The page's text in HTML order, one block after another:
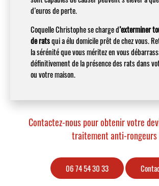
d’euros de perte.
Coquelle Christophe se charge d’exterminer
de ratsqui a élu domicile prêt de chez vous.
la sérénité que vous méritez en vous
définitivement de la présence des rats dans
ou votre maison.
Contactez-nous pour obtenir votre
traitement anti-rongeurs
06 74 54 30 33